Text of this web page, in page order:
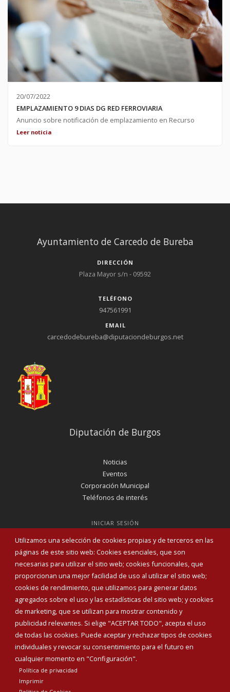
20/07/2022
EMPLAZAMIENTO 9 DIAS DG RED FERROVIARIA
Anuncio sobre notificación de emplazamiento en Recurso
contencioso administrativo 643/2022, Sección 8 de la Audiencia
Leer noticia
Utilizamos una selección de cookies propias y de terceros en las
páginas de este sitio web: Cookies esenciales, que son
necesarias para utilizar el sitio web; cookies funcionales, que
proporcionan una mejor facilidad de uso al utilizar el sitio web;
cookies de rendimiento, que utilizamos para generar datos
agregados sobre el uso y las estadísticas del sitio web; y cookies
de marketing, que se utilizan para mostrar contenido y
publicidad relevantes. Si elige "ACEPTAR TODO", acepta el uso
de todas las cookies. Puede aceptar y rechazar tipos de cookies
individuales y revocar su consentimiento para el futuro en
cualquier momento en "Configuración".
Política de privacidad
Imprimir
Ayuntamiento de Carcedo de Bureba
DIRECCIÓN
Plaza Mayor s/n - 09592
TELÉFONO
947561991
EMAIL
carcedodebureba@diputaciondeburgos.net
Diputación de Burgos
Noticias
Eventos
Corporación Municipal
Teléfonos de interés
INICIAR SESIÓN
Aviso Legal